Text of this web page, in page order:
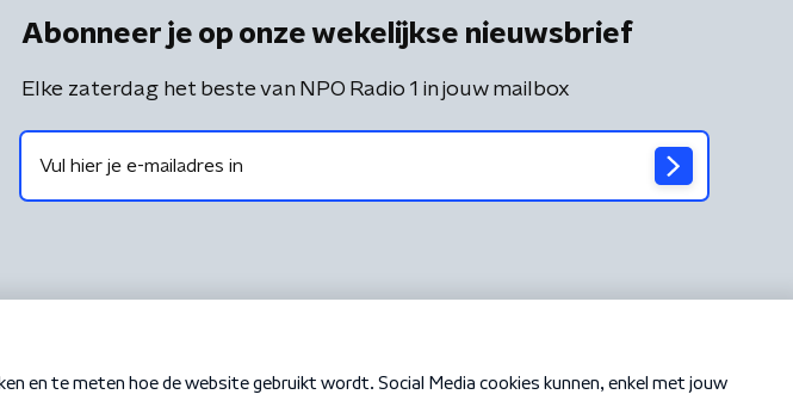
Abonneer je op onze wekelijkse nieuwsbrief
Elke zaterdag het beste van NPO Radio 1 in jouw mailbox